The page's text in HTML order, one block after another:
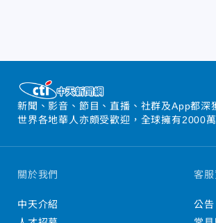
新聞、影音、節目、直播、社群及App都深
世界各地華人亦頗受歡迎，全球擁有2000萬
關於我們
中天介紹
客服
公告